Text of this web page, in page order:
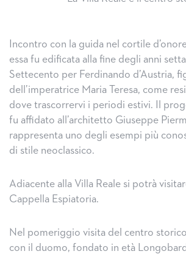
Incontro con la guida nel cortile
essa fu edificata alla fine degli anni
Settecento per Ferdinando d’Austria,
dell’imperatrice Maria Teresa, come
dove trascorrervi i periodi estivi. Il
fu affidato all’architetto Giuseppe
rappresenta uno degli esempi più
di stile neoclassico.
Adiacente alla Villa Reale si potrà
Cappella Espiatoria.
Nel pomeriggio visita del centro
con il duomo, fondato in età